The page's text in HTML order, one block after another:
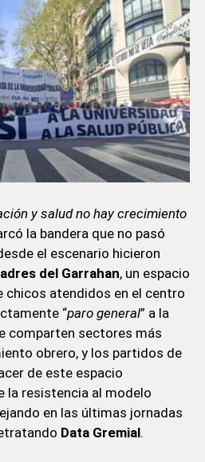
y salud no hay crecimiento
la bandera que no pasó
el escenario hicieron
del Garrahan, un espacio
chicos atendidos en el centro
“paro general” a la
comparten sectores más
obrero, y los partidos de
de este espacio
la resistencia al modelo
en las últimas jornadas
Data Gremial.